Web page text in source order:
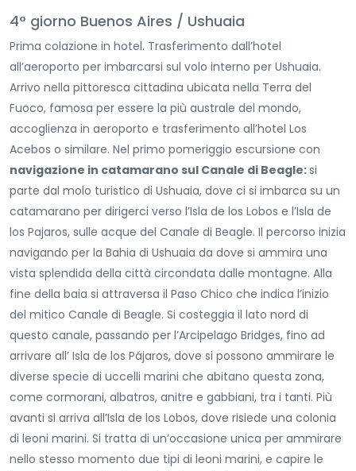
4° giorno Buenos Aires / Ushuaia
Prima colazione in hotel. Trasferimento dall’hotel
all’aeroporto per imbarcarsi sul volo interno per Ushuaia.
Arrivo nella pittoresca cittadina ubicata nella Terra del
Fuoco, famosa per essere la più australe del mondo,
accoglienza in aeroporto e trasferimento all’hotel Los
Acebos o similare. Nel primo pomeriggio escursione con
navigazione in catamarano sul Canale di Beagle:si
parte dal molo turistico di Ushuaia, dove ci si imbarca su un
catamarano per dirigerci verso l’Isla de los Lobos e l’Isla de
los Pajaros, sulle acque del Canale di Beagle. Il percorso inizia
navigando per la Bahia di Ushuaia da dove si ammira una
vista splendida della città circondata dalle montagne. Alla
fine della baia si attraversa il Paso Chico che indica l’inizio
del mitico Canale di Beagle. Si costeggia il lato nord di
questo canale, passando per l’Arcipelago Bridges, fino ad
arrivare all’ Isla de los Pájaros, dove si possono ammirare le
diverse specie di uccelli marini che abitano questa zona,
come cormorani, albatros, anitre e gabbiani, tra i tanti. Più
avanti si arriva all’Isla de los Lobos, dove risiede una colonia
di leoni marini. Si tratta di un’occasione unica per ammirare
nello stesso momento due tipi di leoni marini, e capire le